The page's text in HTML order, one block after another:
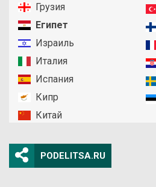
Грузия
Египет
Израиль
Италия
Испания
Кипр
Китай
PODELITSA.RU